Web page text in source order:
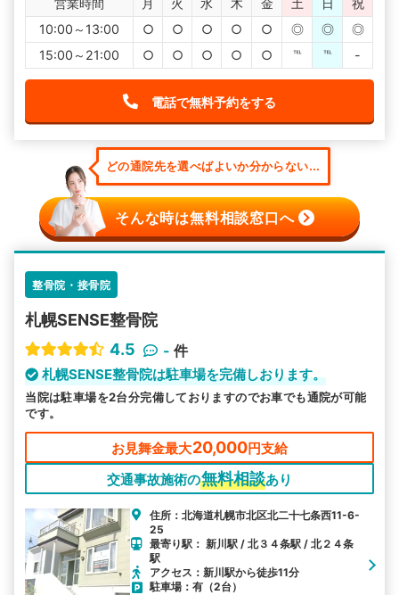
営業時間 月 火 水 木 金 土 日
祝
10:00～13:00
○ ○ ○ ○ ○ ◎ ◎
◎
15:00～21:00
○ ○ ○ ○ ○ ℡ ℡ -
電話で無料予約をする
どの通院先を選べばよいか分からない...
そんな時は無料相談窓口へ
整骨院・接骨院
札幌SENSE整骨院
4.5
- 件
札幌SENSE整骨院は駐車場を完備しおります。
当院は駐車場を2台分完備しておりますのでお車でも通院が可能
です。
お見舞金最大20,000円支給
交通事故施術の無料相談あり
住所：北海道札幌市北区北二十七条西11-6-
25
最寄り駅： 新川駅 / 北３４条駅 / 北２４条
駅
アクセス：新川駅から徒歩11分
駐車場：有（2台）